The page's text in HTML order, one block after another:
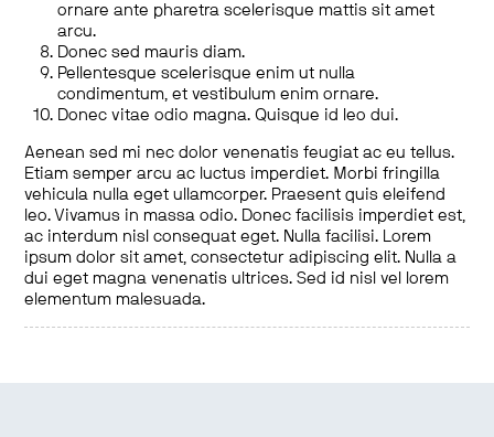
ornare ante pharetra scelerisque mattis sit amet
arcu.
Donec sed mauris diam.
Pellentesque scelerisque enim ut nulla
condimentum, et vestibulum enim ornare.
Donec vitae odio magna. Quisque id leo dui.
Aenean sed mi nec dolor venenatis feugiat ac eu tellus.
Etiam semper arcu ac luctus imperdiet. Morbi fringilla
vehicula nulla eget ullamcorper. Praesent quis eleifend
leo. Vivamus in massa odio. Donec facilisis imperdiet est,
ac interdum nisl consequat eget. Nulla facilisi. Lorem
ipsum dolor sit amet, consectetur adipiscing elit. Nulla a
dui eget magna venenatis ultrices. Sed id nisl vel lorem
elementum malesuada.